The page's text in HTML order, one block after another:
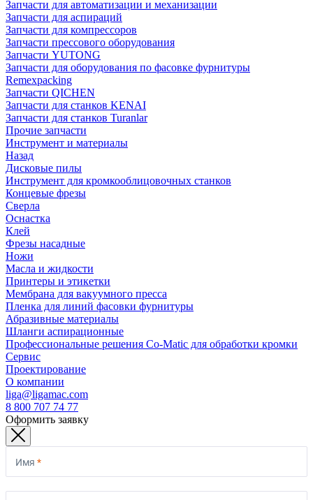
Запчасти для автоматизации и механизации
Запчасти для аспираций
Запчасти для компрессоров
Запчасти прессового оборудования
Запчасти YUTONG
Запчасти для оборудования по фасовке фурнитуры
Remexpacking
Запчасти QICHEN
Запчасти для станков KENAI
Запчасти для станков Turanlar
Прочие запчасти
Инструмент и материалы
Назад
Дисковые пилы
Инструмент для кромкооблицовочных станков
Концевые фрезы
Сверла
Оснастка
Клей
Фрезы насадные
Ножи
Масла и жидкости
Принтеры и этикетки
Мембрана для вакуумного пресса
Пленка для линий фасовки фурнитуры
Абразивные материалы
Шланги аспирационные
Профессиональные решения Co-Matic для обработки кромки
Сервис
Проектирование
О компании
liga@ligamac.com
8 800 707 74 77
Оформить заявку
Имя *